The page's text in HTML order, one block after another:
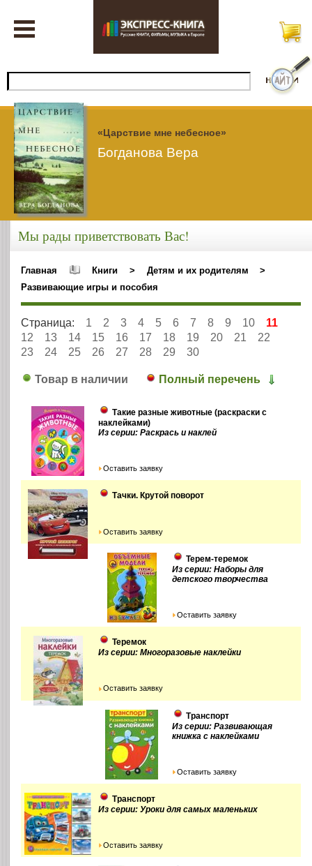
«Царствие мне небесное»
Богданова Вера
Мы рады приветствовать Вас!
Главная Книги > Детям и их родителям
>
Развивающие игры и пособия
Страница: 1 2 3 4 5 6 7 8 9 10
11
12
13 14 15 16 17 18 19 20 21
22
23
24 25 26 27 28 29 30
Товар в наличии Полный перечень
Такие разные животные (раскраски с
наклейками)
Из серии: Раскрась и наклей
Оставить заявку
Тачки. Крутой поворот
Оставить заявку
Терем-теремок
Из серии: Наборы для
детского творчества
Оставить заявку
Теремок
Из серии: Многоразовые наклейки
Оставить заявку
Транспорт
Из серии: Развивающая
книжка с наклейками
Оставить заявку
Транспорт
Из серии: Уроки для самых маленьких
Оставить заявку